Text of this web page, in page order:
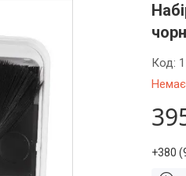
Немає
Код:
+380